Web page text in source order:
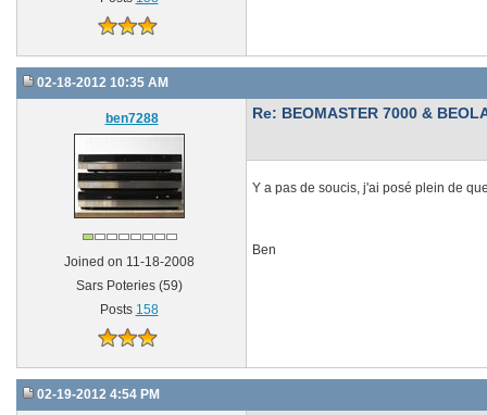
02-18-2012 10:35 AM
ben7288
Joined on 11-18-2008
Sars Poteries (59)
Posts 158
Re: BEOMASTER 7000 &
Y a pas de soucis, j'ai posé plein de
Ben
02-19-2012 4:54 PM